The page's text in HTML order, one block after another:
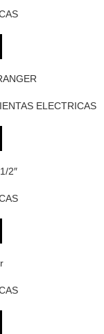
ELECTRICAS
2″